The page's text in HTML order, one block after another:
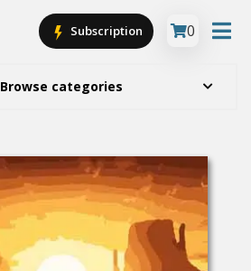
Browse categories
Subscription 0